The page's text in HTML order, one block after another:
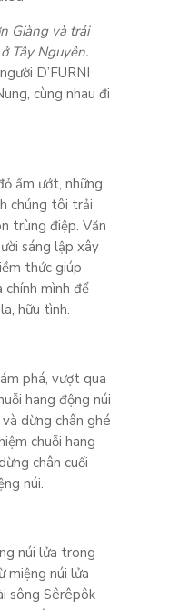
Giàng và trải
Tây Nguyên.
D’FURNI
cùng nhau đi
ẩm ướt, những
chúng tôi trải
trùng điệp. Văn
sáng lập xây
thức giúp
chính mình để
hữu tình.
phá, vượt qua
hang động núi
dừng chân ghé
chuỗi hang
chân cuối
núi.
núi lửa trong
miệng núi lửa
sông Sêrêpôk